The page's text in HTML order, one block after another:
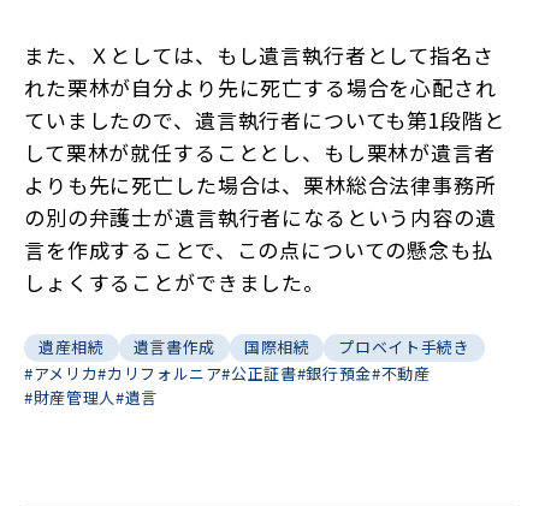
また、Ｘとしては、もし遺言執行者として指名さ
れた栗林が自分より先に死亡する場合を心配され
ていましたので、遺言執行者についても第1段階と
して栗林が就任することとし、もし栗林が遺言者
よりも先に死亡した場合は、栗林総合法律事務所
の別の弁護士が遺言執行者になるという内容の遺
言を作成することで、この点についての懸念も払
しょくすることができました。
遺産相続 遺言書作成 国際相続
プロベイト手続き
#アメリカ#カリフォルニア#公正証書#銀行預金#不動産
#財産管理人#遺言